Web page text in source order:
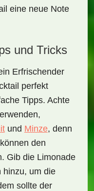
eine neue Note
und Tricks
Erfrischender
perfekt
Tipps. Achte
und Minze, denn
den
Gib die Limonade
hinzu, um die
sollte der